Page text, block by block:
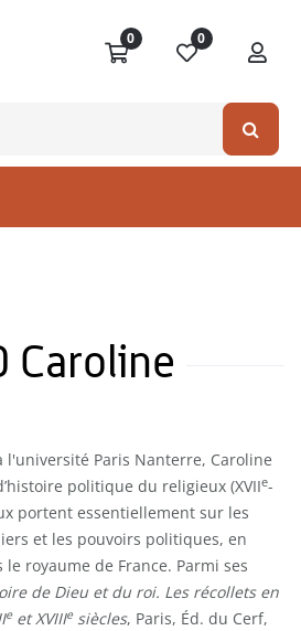
0 0
Caroline
l'université Paris Nanterre, Caroline
politique du religieux (XVIIe-
portent essentiellement sur les
et les pouvoirs politiques, en
royaume de France. Parmi ses
de Dieu et du roi. Les récollets en
eet XVIIIesiècles, Paris, Éd. du Cerf,